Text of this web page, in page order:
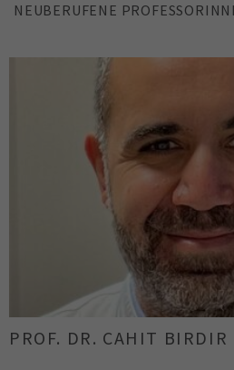
NEUBERUFENE
PROF. DR. NATASCHA